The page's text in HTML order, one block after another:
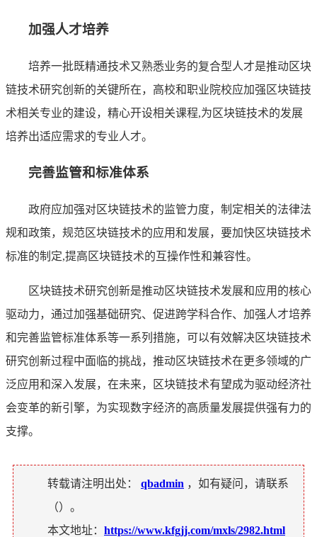
加强人才培养
培养一批既精通技术又熟悉业务的复合型人才是推动区块
链技术研究创新的关键所在，高校和职业院校应加强区块链技
术相关专业的建设，精心开设相关课程,为区块链技术的发展
培养出适应需求的专业人才。
完善监管和标准体系
政府应加强对区块链技术的监管力度，制定相关的法律法
规和政策，规范区块链技术的应用和发展，要加快区块链技术
标准的制定,提高区块链技术的互操作性和兼容性。
区块链技术研究创新是推动区块链技术发展和应用的核心
驱动力，通过加强基础研究、促进跨学科合作、加强人才培养
和完善监管标准体系等一系列措施，可以有效解决区块链技术
研究创新过程中面临的挑战，推动区块链技术在更多领域的广
泛应用和深入发展，在未来，区块链技术有望成为驱动经济社
会变革的新引擎，为实现数字经济的高质量发展提供强有力的
支撑。
转载请注明出处： qbadmin ，如有疑问，请联系
（）。
本文地址： https://www.kfgjj.com/mxls/2982.html